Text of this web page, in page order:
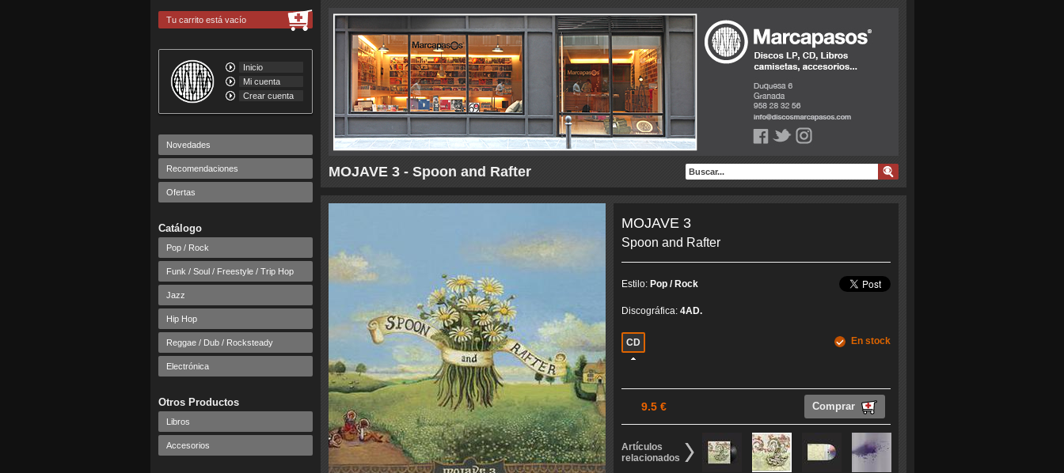
MOJAVE 3 - Spoon and Rafter
Tu carrito está vacío
Inicio
Mi cuenta
Crear cuenta
Novedades
Recomendaciones
Ofertas
Catálogo
Pop / Rock
Funk / Soul / Freestyle / Trip Hop
Jazz
Hip Hop
Reggae / Dub / Rocksteady
Electrónica
Otros Productos
Libros
Accesorios
MOJAVE 3
Spoon and Rafter
Estilo: Pop / Rock
Discográfica: 4AD.
CD En stock
9.5 € Comprar
Artículos
relacionados